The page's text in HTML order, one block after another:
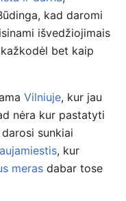
kad daromi
išvedžiojimais
bet kaip
Vilniuje, kur jau
nėra kur pastatyti
sunkiai
, kur
meras dabar tose